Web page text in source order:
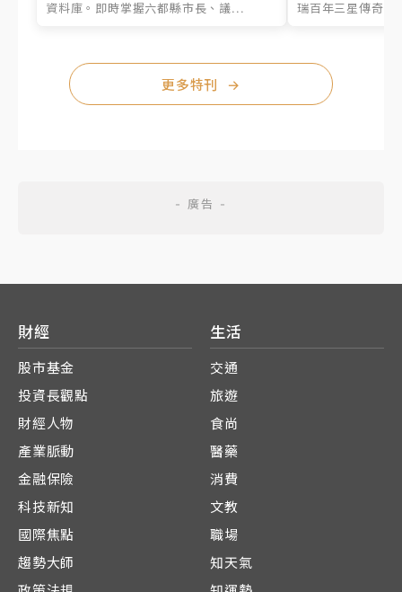
資料庫。即時掌握六都縣市長、議...
瑞百年三星傳奇、
更多特刊 →
財經
股市基金
投資長觀點
財經人物
產業脈動
金融保險
科技新知
國際焦點
趨勢大師
生活
交通
旅遊
食尚
醫藥
消費
文教
職場
知天氣